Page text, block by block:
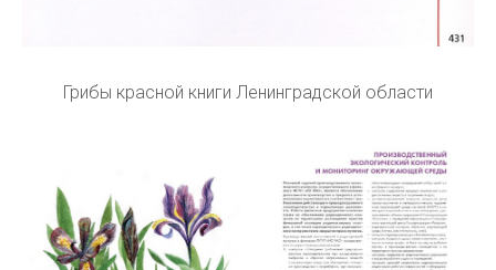
Грибы красной книги Ленинградской области